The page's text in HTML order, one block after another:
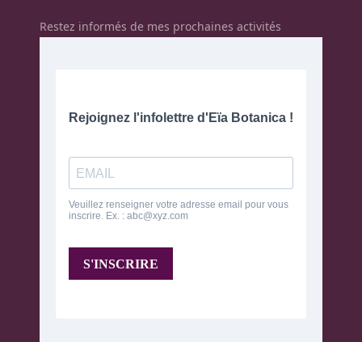
Restez informés de mes prochaines activités